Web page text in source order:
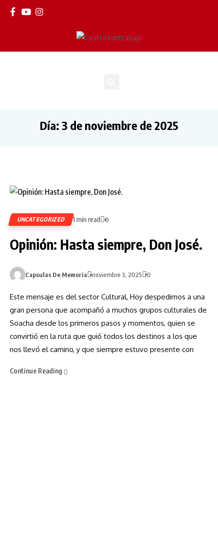
Día: 3 de noviembre de 2025
UNCATEGORIZED 1 min read 0
Opinión: Hasta siempre, Don José.
Capsulas De Memoria noviembre 3, 2025 0
Este mensaje es del sector Cultural, Hoy despedimos a una
gran persona que acompañó a muchos grupos culturales de
Soacha desde los primeros pasos y momentos, quien se
convirtió en la ruta que guió todos los destinos a los que
nos llevó el camino, y que siempre estuvo presente con
Continue Reading